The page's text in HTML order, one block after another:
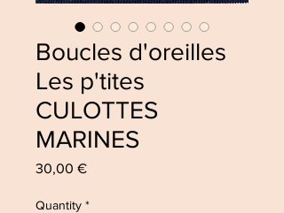
Boucles d'oreilles
Les p'tites
CULOTTES
MARINES
30,00 €Price
Quantity *